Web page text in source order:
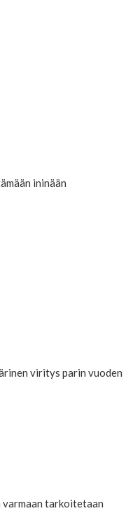
ininään
viritys parin vuoden
varmaan tarkoitetaan